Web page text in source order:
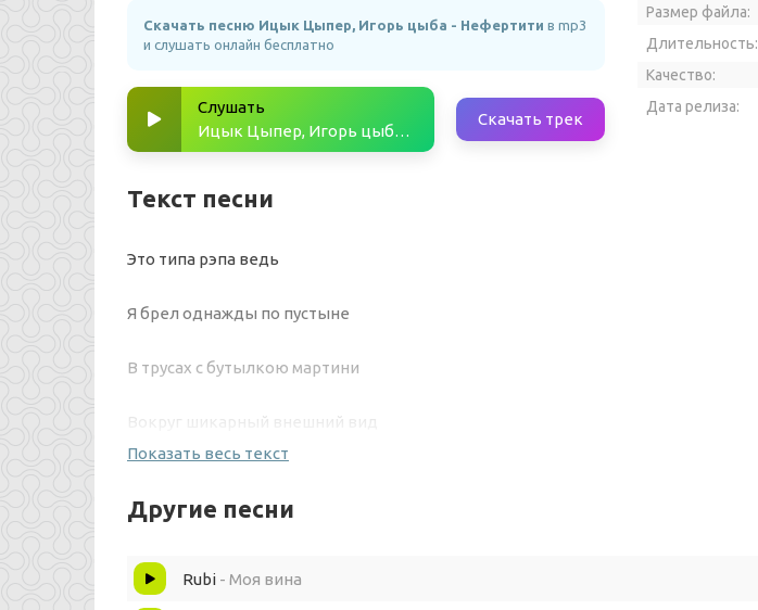
Скачать песню Ицык Цыпер, Игорь цыба - Нефертити в mp3
и слушать онлайн бесплатно
Слушать
Ицык Цыпер, Игорь цыба - Нефертити
Скачать трек
Размер файла:
Длительность:
Качество:
Дата релиза:
Текст песни
Это типа рэпа ведь
Я брел однажды по пустыне
В трусах с бутылкою мартини
Вокруг шикарный внешний вид
Показать весь текст
Другие песни
Rubi - Моя вина